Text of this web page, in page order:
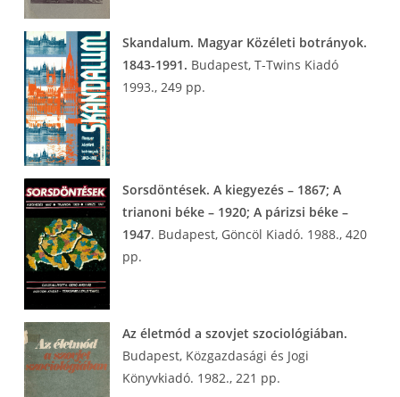
Skandalum. Magyar Közéleti botrányok.
1843-1991. Budapest, T-Twins Kiadó
1993., 249 pp.
Sorsdöntések. A kiegyezés – 1867; A
trianoni béke – 1920; A párizsi béke –
1947. Budapest, Göncöl Kiadó. 1988., 420
pp.
Az életmód a szovjet szociológiában.
Budapest, Közgazdasági és Jogi
Könyvkiadó. 1982., 221 pp.